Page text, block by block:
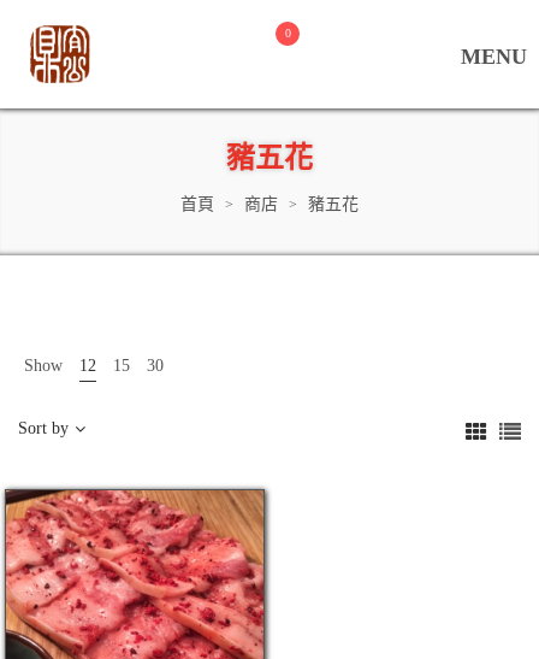
0
豬五花
首頁 > 商店 > 豬五花
Show 12 15 30
Sort by